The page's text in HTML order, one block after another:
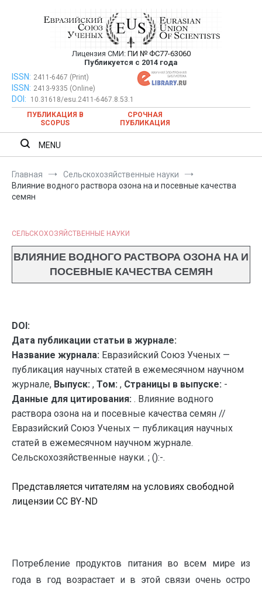
Евразийский Союз Ученых —
публикация научных статей в
ежемесячном научном журнале
Лицензия СМИ: ПИ № ФС77-63060
Публикуется с 2014 года
Евразийский Союз Ученых — публикация научных статей в
ежемесячном научном журнале
ISSN: 2411-6467 (Print)
ISSN: 2413-9335 (Online)
DOI:
10.31618/esu.2411-6467.8.53.1
ПУБЛИКАЦИЯ В
SCOPUS
СРОЧНАЯ
ПУБЛИКАЦИЯ
MENU
Главная
Сельскохозяйственные науки
Влияние водного раствора озона на и посевные качества
семян
СЕЛЬСКОХОЗЯЙСТВЕННЫЕ НАУКИ
ВЛИЯНИЕ ВОДНОГО РАСТВОРА ОЗОНА НА И
ПОСЕВНЫЕ КАЧЕСТВА СЕМЯН
DOI:
Дата публикации статьи в журнале:
Название журнала: Евразийский Союз Ученых —
публикация научных статей в ежемесячном научном
журнале, Выпуск: , Том: , Страницы в выпуске: -
Данные для цитирования: . Влияние водного
раствора озона на и посевные качества семян //
Евразийский Союз Ученых — публикация научных
статей в ежемесячном научном журнале.
Сельскохозяйственные науки. ; ():-.
Представляется читателям на условиях свободной
лицензии CC BY-ND
Потребление продуктов питания во всем мире из
года в год возрастает и в этой связи очень остро